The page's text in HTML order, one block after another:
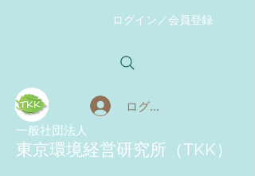
ログイン／会員登録
ログイン
​一般社団法人
東京環境経営研究所（TKK）